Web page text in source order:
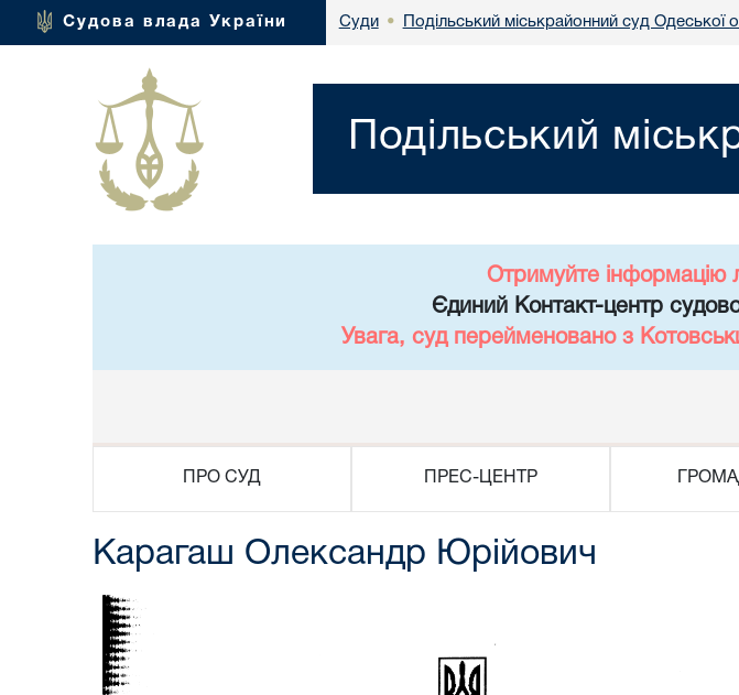
Судова влада України Суди • Подільський міськрайонний суд Одеської
Подільський
Отримуйте інформацію
Єдиний Контакт-центр
Увага, суд перейменовано з
ПРО СУД ПРЕС-ЦЕНТР
Карагаш Олександр Юрійович